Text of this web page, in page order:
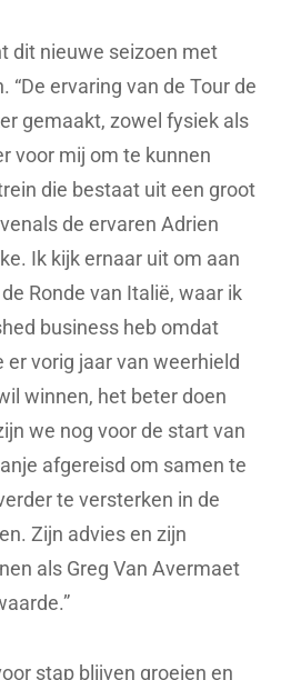
dit nieuwe seizoen met
“De ervaring van de Tour de
gemaakt, zowel fysiek als
voor mij om te kunnen
die bestaat uit een groot
de ervaren Adrien
Ik kijk ernaar uit om aan
Ronde van Italië, waar ik
business heb omdat
vorig jaar van weerhield
winnen, het beter doen
we nog voor de start van
afgereisd om samen te
te versterken in de
Zijn advies en zijn
als Greg Van Avermaet
stap blijven groeien en